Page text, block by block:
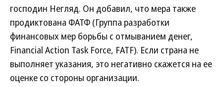
господин Негляд. Он добавил, что мера также
продиктована ФАТФ (Группа разработки
финансовых мер борьбы с отмыванием денег,
Financial Action Task Force, FATF). Если страна не
выполняет указания, это негативно скажется на ее
оценке со стороны организации.